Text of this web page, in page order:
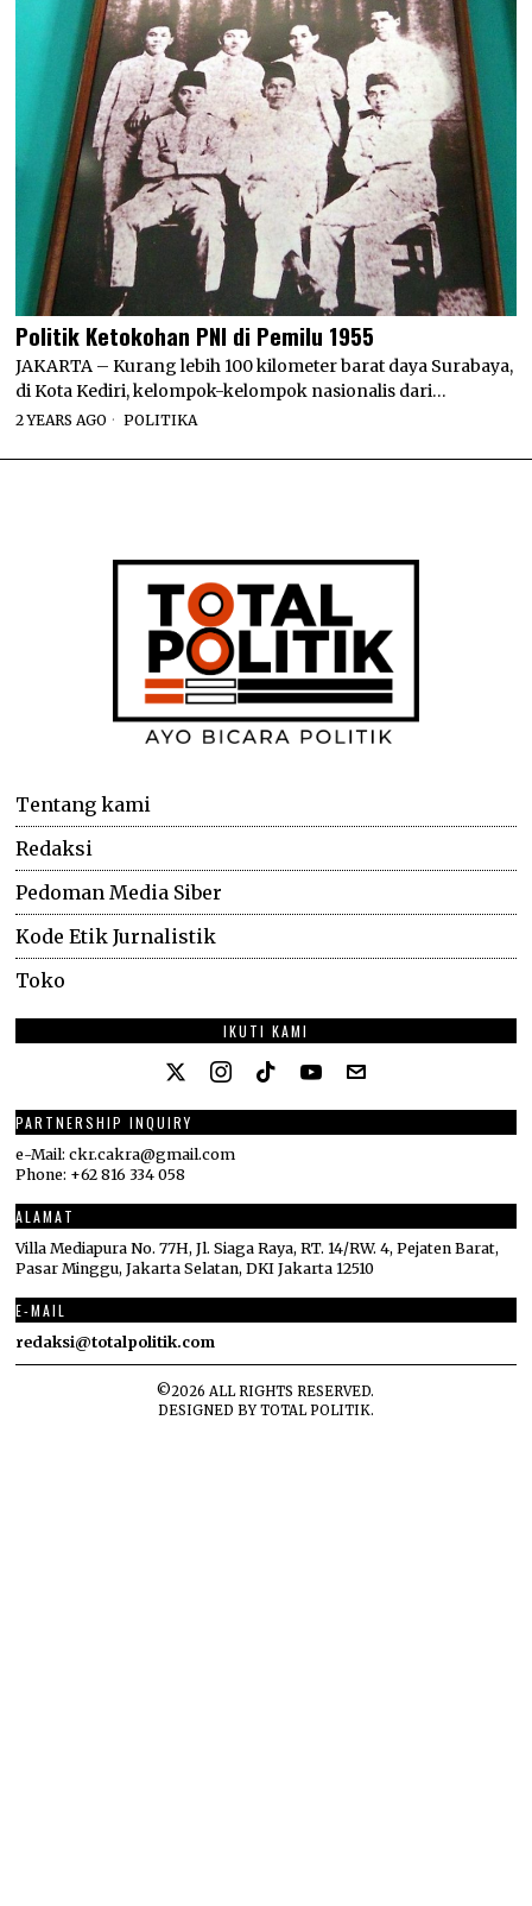
Politik Ketokohan PNI di Pemilu 1955
JAKARTA – Kurang lebih 100 kilometer barat daya Surabaya,
di Kota Kediri, kelompok-kelompok nasionalis dari…
2 YEARS AGO POLITIKA
Tentang kami
Redaksi
Pedoman Media Siber
Kode Etik Jurnalistik
Toko
IKUTI KAMI
PARTNERSHIP INQUIRY
e-Mail: ckr.cakra@gmail.com
Phone: +62 816 334 058
ALAMAT
Villa Mediapura No. 77H, Jl. Siaga Raya, RT. 14/RW. 4, Pejaten Barat,
Pasar Minggu, Jakarta Selatan, DKI Jakarta 12510
E-MAIL
redaksi@totalpolitik.com
©2026 ALL RIGHTS RESERVED.
DESIGNED BYTOTAL POLITIK.